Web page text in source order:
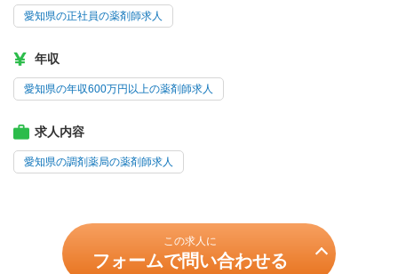
愛知県の正社員の薬剤師求人
年収
愛知県の年収600万円以上の薬剤師求人
求人内容
愛知県の調剤薬局の薬剤師求人
この求人に
フォームで問い合わせる